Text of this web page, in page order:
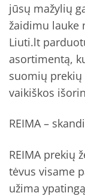
jūsų mažylių
žaidimu lauke
Liuti.lt
asortimentą,
suomių prekių
vaikiškos
REIMA –
REIMA prekių
tėvus visame
užima